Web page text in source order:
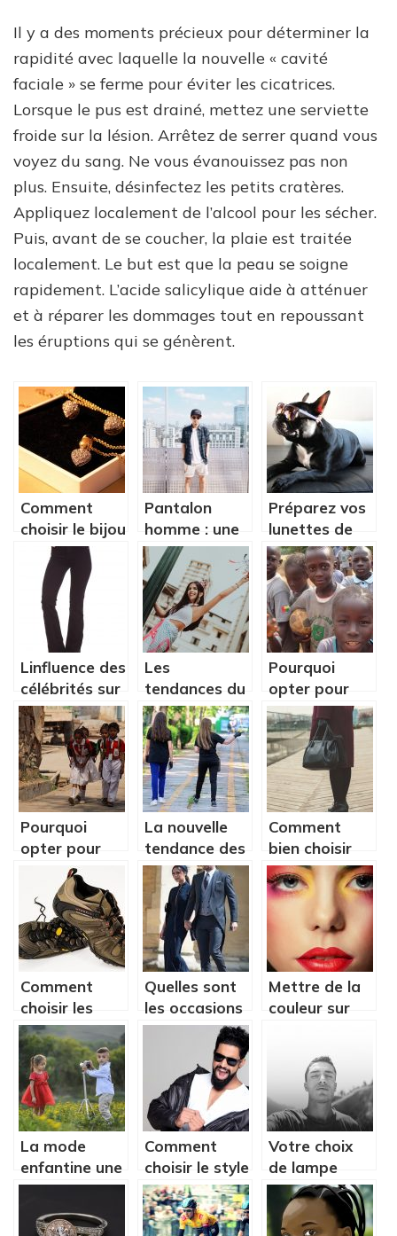
Il y a des moments précieux pour déterminer la
rapidité avec laquelle la nouvelle « cavité
faciale » se ferme pour éviter les cicatrices.
Lorsque le pus est drainé, mettez une serviette
froide sur la lésion. Arrêtez de serrer quand vous
voyez du sang. Ne vous évanouissez pas non
plus. Ensuite, désinfectez les petits cratères.
Appliquez localement de l’alcool pour les sécher.
Puis, avant de se coucher, la plaie est traitée
localement. Le but est que la peau se soigne
rapidement. L’acide salicylique aide à atténuer
et à réparer les dommages tout en repoussant
les éruptions qui se génèrent.
Comment
choisir le bijou
qui s’accorde
à une tenue ?
Pantalon
homme : une
mini-guide sur
les coupes
avancées
Préparez vos
lunettes de
soleil !
Linfluence des
célébrités sur
la mode
Les
tendances du
bien-être et
soins
corporels
Pourquoi
opter pour
des
vêtements
personnalisés
pour votre
école ?
Pourquoi
opter pour
vêtements
personnalisés
pour votre
école ?
La nouvelle
tendance des
écoles : les
vêtements
personnalisés
Comment
bien choisir
son prochain
sac à main ?
Comment
choisir les
chaussures en
fonction de
votre
business ou
de votre
activité
professionnelle
?
Quelles sont
les occasions
qui
nécessitent le
port de un
costume?
Mettre de la
couleur sur
regard
La mode
enfantine une
tendance qui
séduit de plus
en plus les
Comment
choisir le style
de votre
barbe ?
Votre choix
de lampe
ronde : Quels
aspects à
considérer